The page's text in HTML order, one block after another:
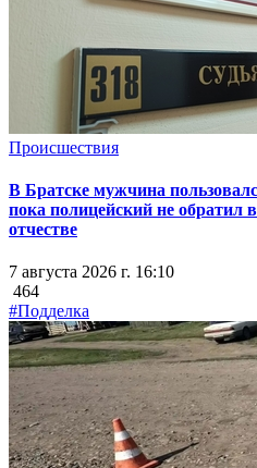
Происшествия
В Братске мужчина
пока полицейский не обратил
отчестве
7 августа 2026 г. 16:10
464
#Подделка